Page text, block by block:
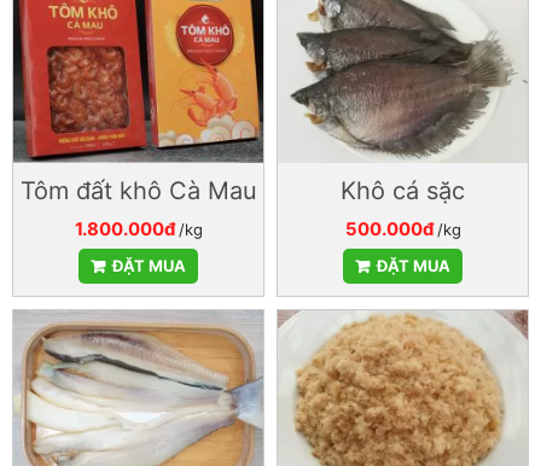
Tôm đất khô Cà Mau
1.800.000đ /kg
ĐẶT MUA
Khô cá sặc
500.000đ /kg
ĐẶT MUA